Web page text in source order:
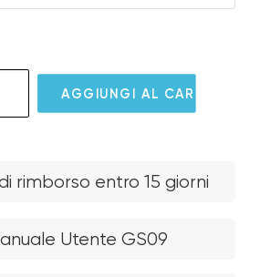
AGGIUNGI AL CARRELLO
rimborso entro 15 giorni
Utente GS09